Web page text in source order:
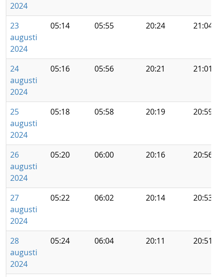
2024
23
augusti
2024
05:14 05:55 20:24 21:04
24
augusti
2024
05:16 05:56 20:21 21:01
25
augusti
2024
05:18 05:58 20:19 20:59
26
augusti
2024
05:20 06:00 20:16 20:56
27
augusti
2024
05:22 06:02 20:14 20:53
28
augusti
2024
05:24 06:04 20:11 20:51